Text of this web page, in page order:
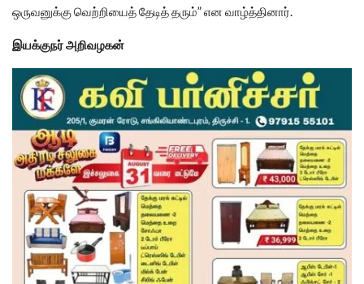
ஒருவனுக்கு வெற்றியைத் தேடித் தரும்” என வாழ்த்தினார்.
இயக்குநர் அறிவழகன்